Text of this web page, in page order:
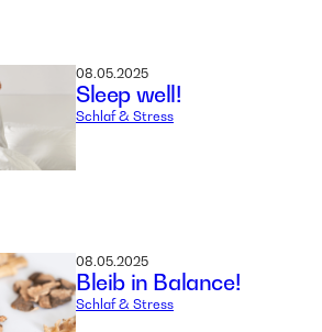
08.05.2025
Sleep well!
Schlaf & Stress
08.05.2025
Bleib in Balance!
Schlaf & Stress